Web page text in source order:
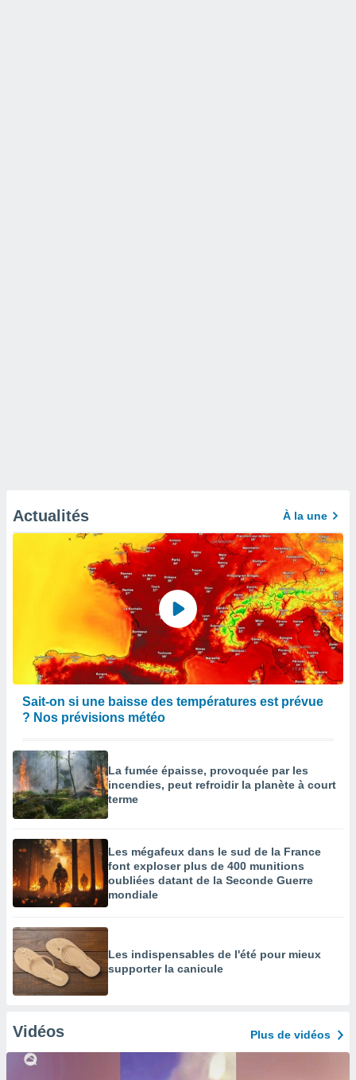
Actualités À la une
Sait-on si une baisse des températures est prévue
? Nos prévisions météo
La fumée épaisse, provoquée par les
incendies, peut refroidir la planète à court
terme
Les mégafeux dans le sud de la France
font exploser plus de 400 munitions
oubliées datant de la Seconde Guerre
mondiale
Les indispensables de l'été pour mieux
supporter la canicule
Vidéos Plus de vidéos